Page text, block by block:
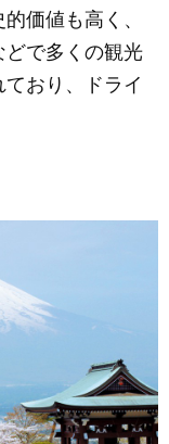
価値も高く、
で多くの観光
おり、ドライ